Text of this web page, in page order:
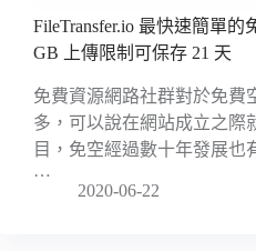
FileTransfer.io 最快速簡單的
GB 上傳限制可保存 21 天
免費資源網路社群對於免費
多，可以說在網站成立之際
目，免空經過數十年發展也
…
2020-06-22